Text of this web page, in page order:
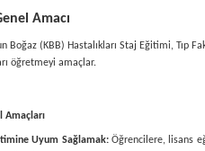
Amacı
Boğaz (KBB) Hastalıkları Staj Eğitimi, Tıp
öğretmeyi amaçlar.
Amaçları
Uyum Sağlamak:Öğrencilere, lisans